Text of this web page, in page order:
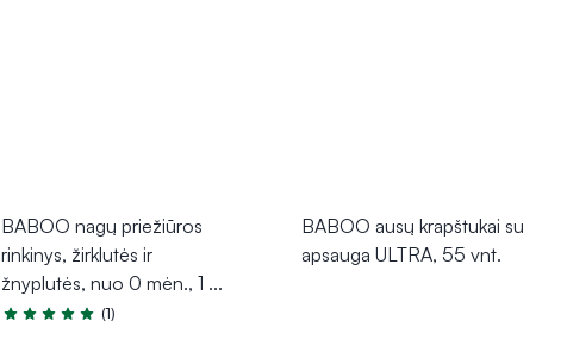
BABOO nagų priežiūros
rinkinys, žirklutės ir
žnyplutės, nuo 0 mėn., 1 ...
Įvertinimas 5.0 iš 5
(1)
BABOO ausų krapštukai su
apsauga ULTRA, 55 vnt.